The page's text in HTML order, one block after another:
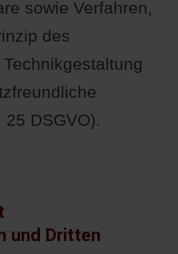
sowie Verfahren,
des
DSGVO).
und Dritten